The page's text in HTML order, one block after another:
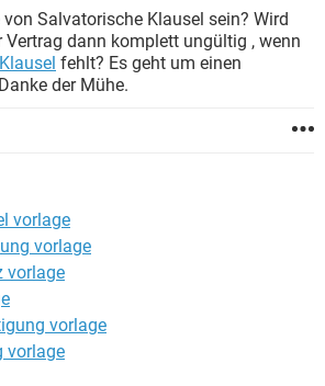
Salvatorische Klausel sein? Wird
Vertrag dann komplett ungültig , wenn
fehlt? Es geht um einen
Danke der Mühe.
vorlage
vorlage
vorlage
vorlage
vorlage